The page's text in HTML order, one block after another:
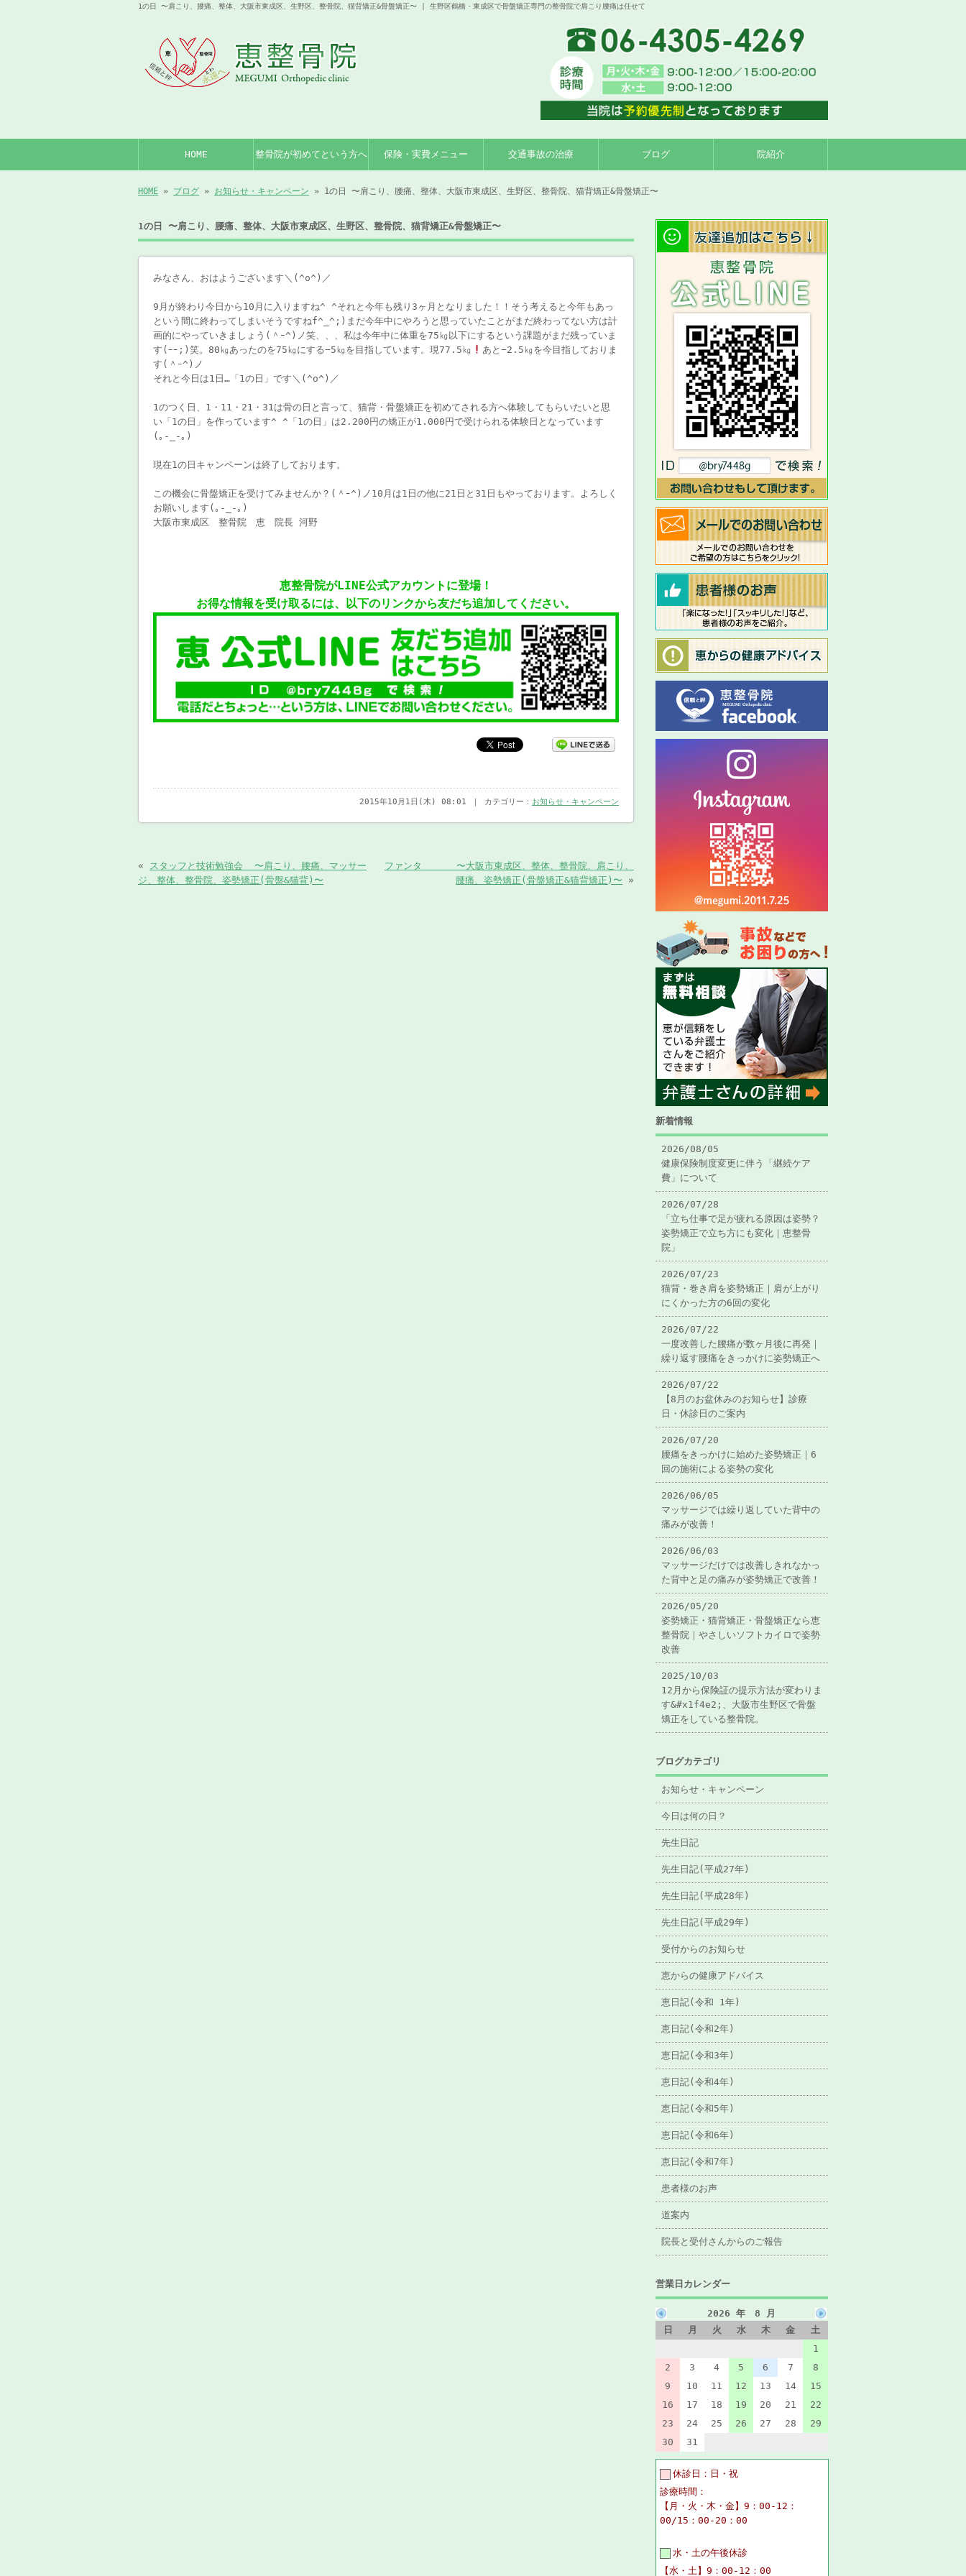
1の日 〜肩こり、腰痛、整体、大阪市東成区、生野区、整骨院、猫背矯正&骨盤矯正〜 | 生野区鶴橋・東成区で骨盤矯正専門の整骨院で肩こり腰痛は任せて
HOME 整骨院が初めてという方へ 保険・実費メニュー 交通事故の治療 ブログ 院紹介
HOME » ブログ » お知らせ・キャンペーン » 1の日 〜肩こり、腰痛、整体、大阪市東成区、生野区、整骨院、猫背矯正&骨盤矯正〜
1の日 〜肩こり、腰痛、整体、大阪市東成区、生野区、整骨院、猫背矯正&骨盤矯正〜
みなさん、おはようございます＼(^o^)／
9月が終わり今日から10月に入りますね^ ^それと今年も残り3ヶ月となりました！！そう考えると今年もあっ
という間に終わってしまいそうですねf^_^;)まだ今年中にやろうと思っていたことがまだ終わってない方は計
画的にやっていきましょう(＾ｰ^)ノ笑、、、私は今年中に体重を75㎏以下にするという課題がまだ残っていま
す(ｰｰ;)笑。80㎏あったのを75㎏にする−5㎏を目指しています。現77.5㎏
あと−2.5㎏を今目指しておりま
す(＾ｰ^)ノ
それと今日は1日…「1の日」です＼(^o^)／
1のつく日、1・11・21・31は骨の日と言って、猫背・骨盤矯正を初めてされる方へ体験してもらいたいと思
い「1の日」を作っています^ ^「1の日」は2.200円の矯正が1.000円で受けられる体験日となっています
(｡-_-｡)
現在1の日キャンペーンは終了しております。
この機会に骨盤矯正を受けてみませんか？(＾ｰ^)ノ10月は1日の他に21日と31日もやっております。よろしく
お願いします(｡-_-｡)
大阪市東成区 整骨院 恵 院長 河野
恵整骨院がLINE公式アカウントに登場！
お得な情報を受け取るには、以下のリンクから友だち追加してください。
2015年10月1日(木) 08:01 ｜ カテゴリー： お知らせ・キャンペーン
«
スタッフと技術勉強会 〜肩こり、腰痛、マッサー
ジ、整体、整骨院、姿勢矯正(骨盤&猫背)〜
ファンタ 〜大阪市東成区、整体、整骨院、肩こり、
腰痛、姿勢矯正(骨盤矯正&猫背矯正)〜 »
新着情報
2026/08/05
健康保険制度変更に伴う「継続ケア
費」について
2026/07/28
「立ち仕事で足が疲れる原因は姿勢？
姿勢矯正で立ち方にも変化｜恵整骨
院」
2026/07/23
猫背・巻き肩を姿勢矯正｜肩が上がり
にくかった方の6回の変化
2026/07/22
一度改善した腰痛が数ヶ月後に再発｜
繰り返す腰痛をきっかけに姿勢矯正へ
2026/07/22
【8月のお盆休みのお知らせ】診療
日・休診日のご案内
2026/07/20
腰痛をきっかけに始めた姿勢矯正｜6
回の施術による姿勢の変化
2026/06/05
マッサージでは繰り返していた背中の
痛みが改善！
2026/06/03
マッサージだけでは改善しきれなかっ
た背中と足の痛みが姿勢矯正で改善！
2026/05/20
姿勢矯正・猫背矯正・骨盤矯正なら恵
整骨院｜やさしいソフトカイロで姿勢
改善
2025/10/03
12月から保険証の提示方法が変わりま
す&#x1f4e2;、大阪市生野区で骨盤
矯正をしている整骨院。
ブログカテゴリ
お知らせ・キャンペーン
今日は何の日？
先生日記
先生日記(平成27年)
先生日記(平成28年)
先生日記(平成29年)
受付からのお知らせ
恵からの健康アドバイス
恵日記(令和 1年)
恵日記(令和2年)
恵日記(令和3年)
恵日記(令和4年)
恵日記(令和5年)
恵日記(令和6年)
恵日記(令和7年)
患者様のお声
道案内
院長と受付さんからのご報告
営業日カレンダー
2026 年 8 月
日
月 火 水 木 金
土
1
2
3 4 5 6 7
8
9
10 11 12 13 14
15
16
17 18 19 20 21
22
23
24 25 26 27 28
29
30
31
休診日：日・祝
診療時間：
【月・火・木・金】9：00-12：
00/15：00-20：00
水・土の午後休診
【水・土】9：00-12：00